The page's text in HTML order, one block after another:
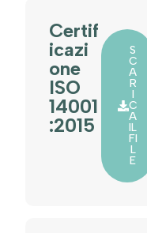
Certif
icazi
one
ISO
14001
:2015
S
C
A
R
I
C
A
IL
FI
L
E